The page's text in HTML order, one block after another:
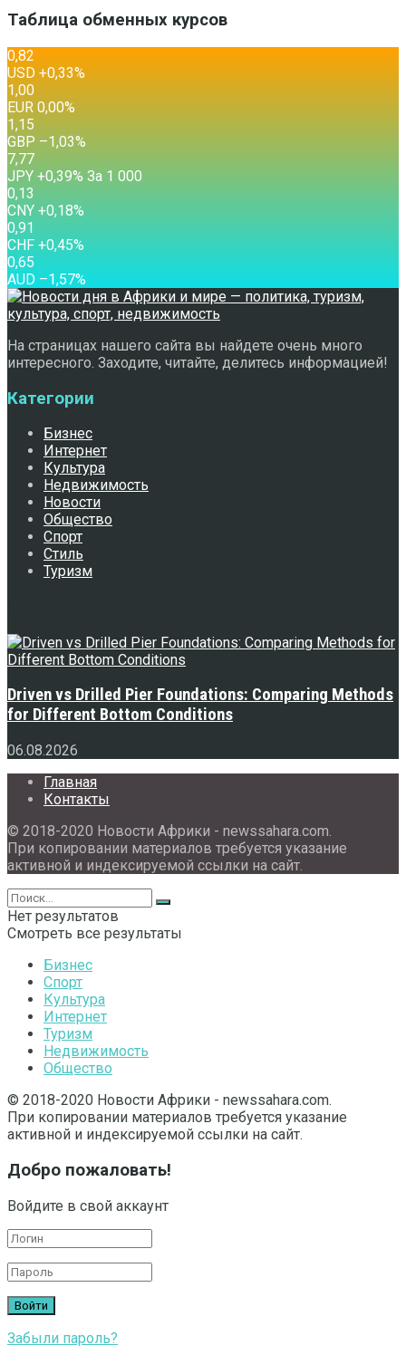
Таблица обменных курсов
0,82
USD +0,33%
1,00
EUR 0,00%
1,15
GBP –1,03%
7,77
JPY +0,39% За 1 000
0,13
CNY +0,18%
0,91
CHF +0,45%
0,65
AUD –1,57%
На страницах нашего сайта вы найдете очень много
интересного. Заходите, читайте, делитесь информацией!
Категории
Бизнес
Интернет
Культура
Недвижимость
Новости
Общество
Спорт
Стиль
Туризм
Driven vs Drilled Pier Foundations: Comparing Methods
for Different Bottom Conditions
06.08.2026
Главная
Контакты
© 2018-2020 Новости Африки - newssahara.com.
При копировании материалов требуется указание
активной и индексируемой ссылки на сайт.
Нет результатов
Смотреть все результаты
Бизнес
Спорт
Культура
Интернет
Туризм
Недвижимость
Общество
© 2018-2020 Новости Африки - newssahara.com.
При копировании материалов требуется указание
активной и индексируемой ссылки на сайт.
Добро пожаловать!
Войдите в свой аккаунт
Забыли пароль?